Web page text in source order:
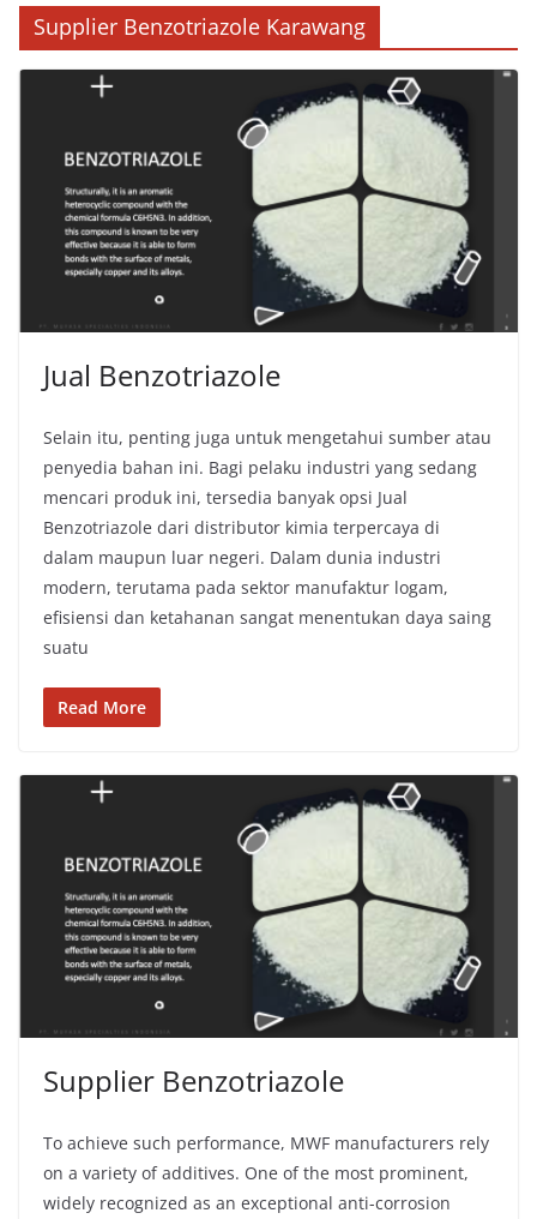
Supplier Benzotriazole Karawang
Jual Benzotriazole
Selain itu, penting juga untuk mengetahui sumber atau
penyedia bahan ini. Bagi pelaku industri yang sedang
mencari produk ini, tersedia banyak opsi Jual
Benzotriazole dari distributor kimia terpercaya di
dalam maupun luar negeri. Dalam dunia industri
modern, terutama pada sektor manufaktur logam,
efisiensi dan ketahanan sangat menentukan daya saing
suatu
Read More
Supplier Benzotriazole
To achieve such performance, MWF manufacturers rely
on a variety of additives. One of the most prominent,
widely recognized as an exceptional anti-corrosion